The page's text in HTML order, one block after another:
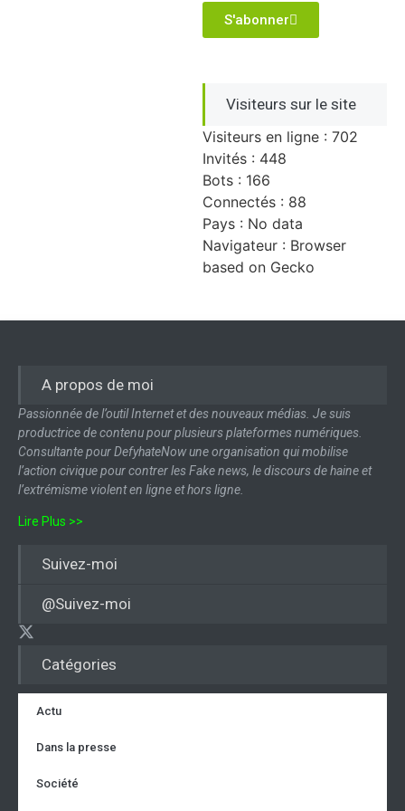
S'abonner
Visiteurs sur le site
Visiteurs en ligne : 702
Invités : 448
Bots : 166
Connectés : 88
Pays : No data
Navigateur : Browser
based on Gecko
Catégories
Actu
Dans la presse
Société
A propos de moi
Passionnée de l’outil Internet et des nouveaux médias. Je suis
productrice de contenu pour plusieurs plateformes numériques.
Consultante pour DefyhateNow une organisation qui mobilise
l’action civique pour contrer les Fake news, le discours de haine et
l’extrémisme violent en ligne et hors ligne.
Lire Plus >>
Suivez-moi
@Suivez-moi